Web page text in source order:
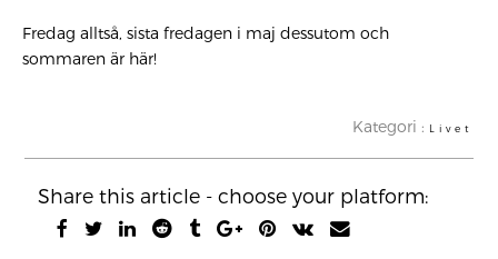
Fredag alltså, sista fredagen i maj dessutom och
sommaren är här!
Kategori : Livet
Share this article - choose your platform: